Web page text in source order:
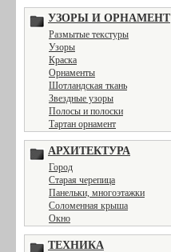
УЗОРЫ И ОРНАМЕНТ
Размытые текстуры
Узоры
Краска
Орнаменты
Шотландская ткань
Звездные узоры
Полосы и полоски
Тартан орнамент
АРХИТЕКТУРА
Город
Старая черепица
Панельки, многоэтажки
Соломенная крыша
Окно
ТЕХНИКА